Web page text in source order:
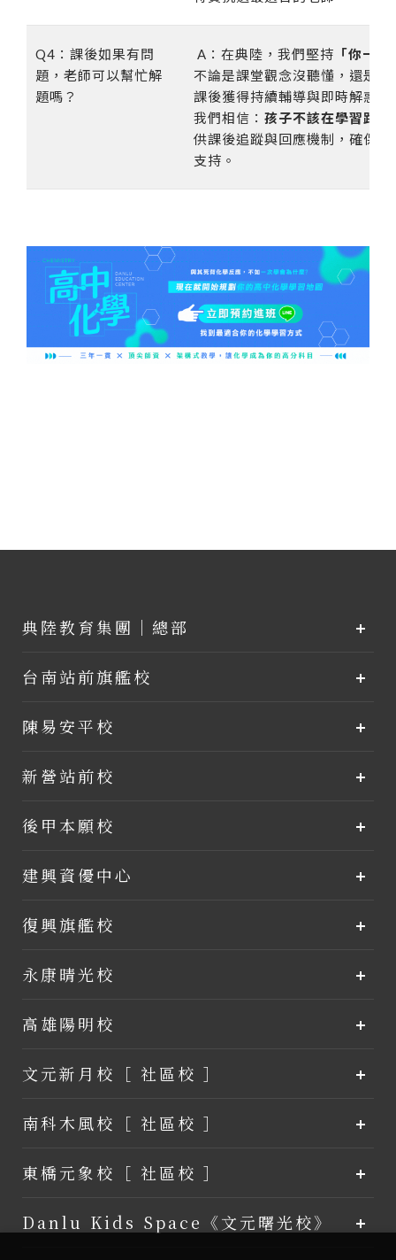
Q4：課後如果有問
題，老師可以幫忙解
題嗎？
A：在典陸，我們堅持 「你一
不論是課堂觀念沒聽懂，還是
課後獲得持續輔導與即時解惑。
我們相信： 孩子不該在學習路上
供課後追蹤與回應機制，確保
支持。
典陸教育集團｜總部
台南站前旗艦校
陳易安平校
新營站前校
後甲本願校
建興資優中心
復興旗艦校
永康晴光校
高雄陽明校
文元新月校［ 社區校 ］
南科木風校［ 社區校 ］
東橋元象校［ 社區校 ］
Danlu Kids Space《文元曙光校》